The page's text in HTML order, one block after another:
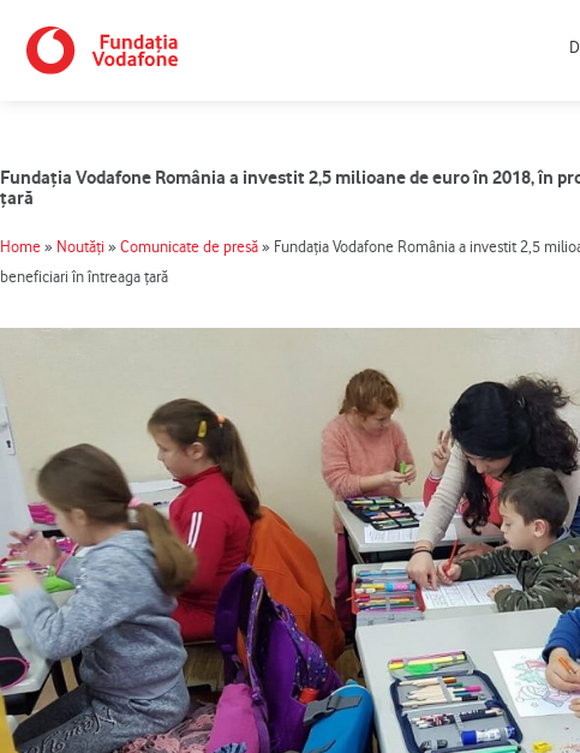
content
Fundația Vodafone România a investit 2,5 milioane de euro în 2018, în
țară
Home » Noutăți » Comunicate de presă » Fundația Vodafone România a investit 2,5
beneficiari în întreaga țară